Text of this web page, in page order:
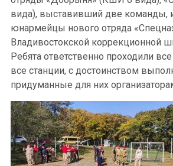
вида), выставивший две команды,
юнармейцы нового отряда
Владивостокской коррекционной
Ребята ответственно проходили
все станции, с достоинством
придуманные для них